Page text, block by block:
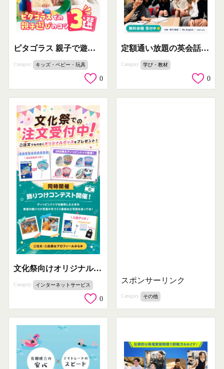
ピタゴラス 親子で遊ぶ知育ブロックの紹介
Category キッズ・ベビー・玩具
0
定額通い放題の英会話スクール
Category 学び・教材
0
文化祭向けオリジナルグッズとアイス注文受付
Category インターネットサービス
0
スポンサーリンク
Category その他